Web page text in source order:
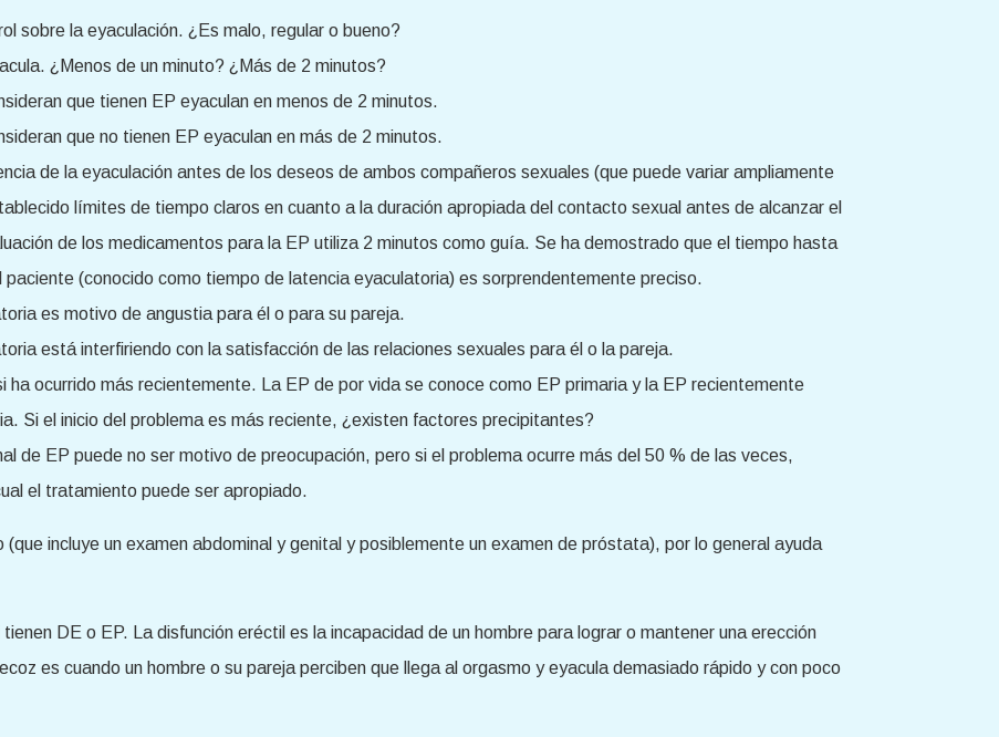
sobre la eyaculación. ¿Es malo, regular o bueno?
¿Menos de un minuto? ¿Más de 2 minutos?
que tienen EP eyaculan en menos de 2 minutos.
que no tienen EP eyaculan en más de 2 minutos.
de la eyaculación antes de los deseos de ambos compañeros sexuales (que puede variar ampliamente
límites de tiempo claros en cuanto a la duración apropiada del contacto sexual antes de alcanzar el
de los medicamentos para la EP utiliza 2 minutos como guía. Se ha demostrado que el tiempo hasta
paciente (conocido como tiempo de latencia eyaculatoria) es sorprendentemente preciso.
es motivo de angustia para él o para su pareja.
está interfiriendo con la satisfacción de las relaciones sexuales para él o la pareja.
ha ocurrido más recientemente. La EP de por vida se conoce como EP primaria y la EP recientemente
Si el inicio del problema es más reciente, ¿existen factores precipitantes?
de EP puede no ser motivo de preocupación, pero si el problema ocurre más del 50 % de las veces,
el tratamiento puede ser apropiado.
incluye un examen abdominal y genital y posiblemente un examen de próstata), por lo general ayuda
DE o EP. La disfunción eréctil es la incapacidad de un hombre para lograr o mantener una erección
es cuando un hombre o su pareja perciben que llega al orgasmo y eyacula demasiado rápido y con poco